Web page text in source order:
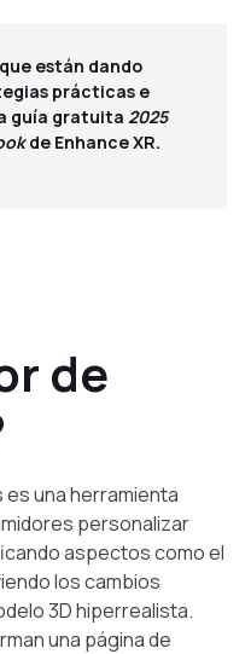
están dando
prácticas e
guía gratuita 2025
de Enhance XR.
de
una herramienta
personalizar
aspectos como el
los cambios
3D hiperrealista.
una página de